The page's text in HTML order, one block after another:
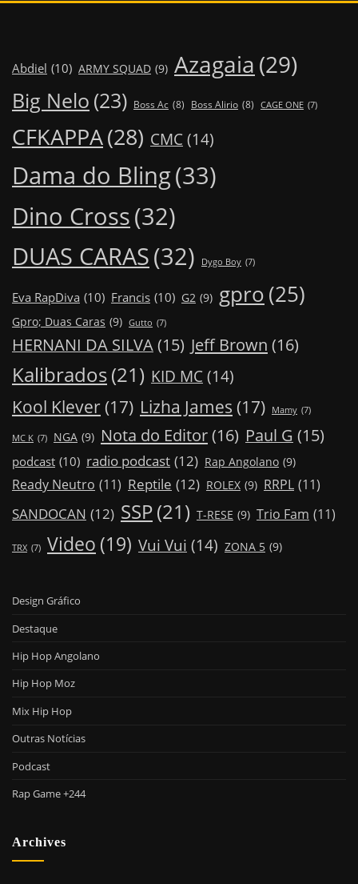
Abdiel (10) ARMY SQUAD (9) Azagaia (29)
Big Nelo (23) Boss Ac (8) Boss Alirio (8) CAGE ONE (7)
CFKAPPA(28) CMC (14)
Dama do Bling(33)
Dino Cross(32)
DUAS CARAS(32) Dygo Boy (7)
Eva RapDiva (10) Francis (10) G2 (9) gpro(25)
Gpro; Duas Caras (9) Gutto (7)
HERNANI DA SILVA(15) Jeff Brown (16)
Kalibrados(21) KID MC (14)
Kool Klever (17) Lizha James (17) Mamy (7)
MC K (7) NGA (9) Nota do Editor(16) Paul G (15)
podcast (10) radio podcast (12) Rap Angolano (9)
Ready Neutro (11) Reptile (12) ROLEX (9) RRPL (11)
SANDOCAN (12) SSP(21) T-RESE (9) Trio Fam (11)
TRX (7) Video (19) Vui Vui (14) ZONA 5 (9)
Design Gráfico
Destaque
Hip Hop Angolano
Hip Hop Moz
Mix Hip Hop
Outras Notícias
Podcast
Rap Game +244
Archives